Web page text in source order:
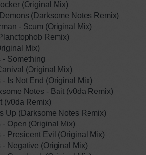
(Original Mix)
(Darksome Notes Remix)
- Scum (Original Mix)
Remix)
Mix)
- Something
(Original Mix)
Is Not End (Original Mix)
Notes - Bait (v0da Remix)
(v0da Remix)
Up (Darksome Notes Remix)
- Open (Original Mix)
- President Evil (Original Mix)
- Negative (Original Mix)